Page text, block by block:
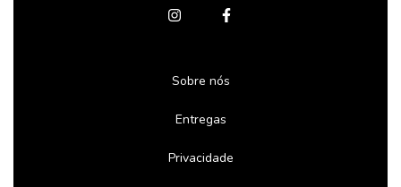
Sobre nós
Entregas
Privacidade